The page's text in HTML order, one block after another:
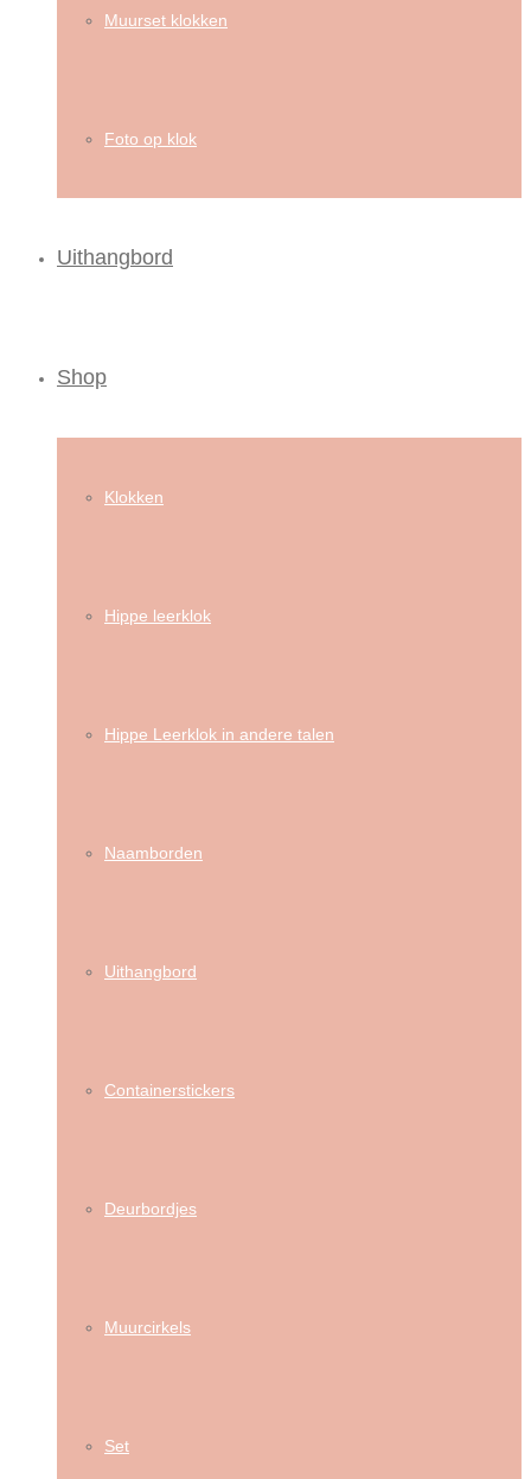
Muurset klokken
Foto op klok
Uithangbord
Shop
Klokken
Hippe leerklok
Hippe Leerklok in andere talen
Naamborden
Uithangbord
Containerstickers
Deurbordjes
Muurcirkels
Set